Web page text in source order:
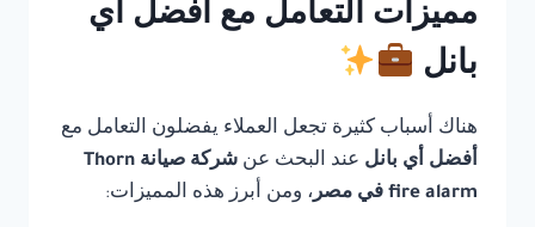
مميزات التعامل مع أفضل أي
بانل
هناك أسباب كثيرة تجعل العملاء يفضلون التعامل مع
أفضل أي بانل عند البحث عن
شركة صيانة Thorn
fire alarm في مصر
، ومن أبرز هذه المميزات: